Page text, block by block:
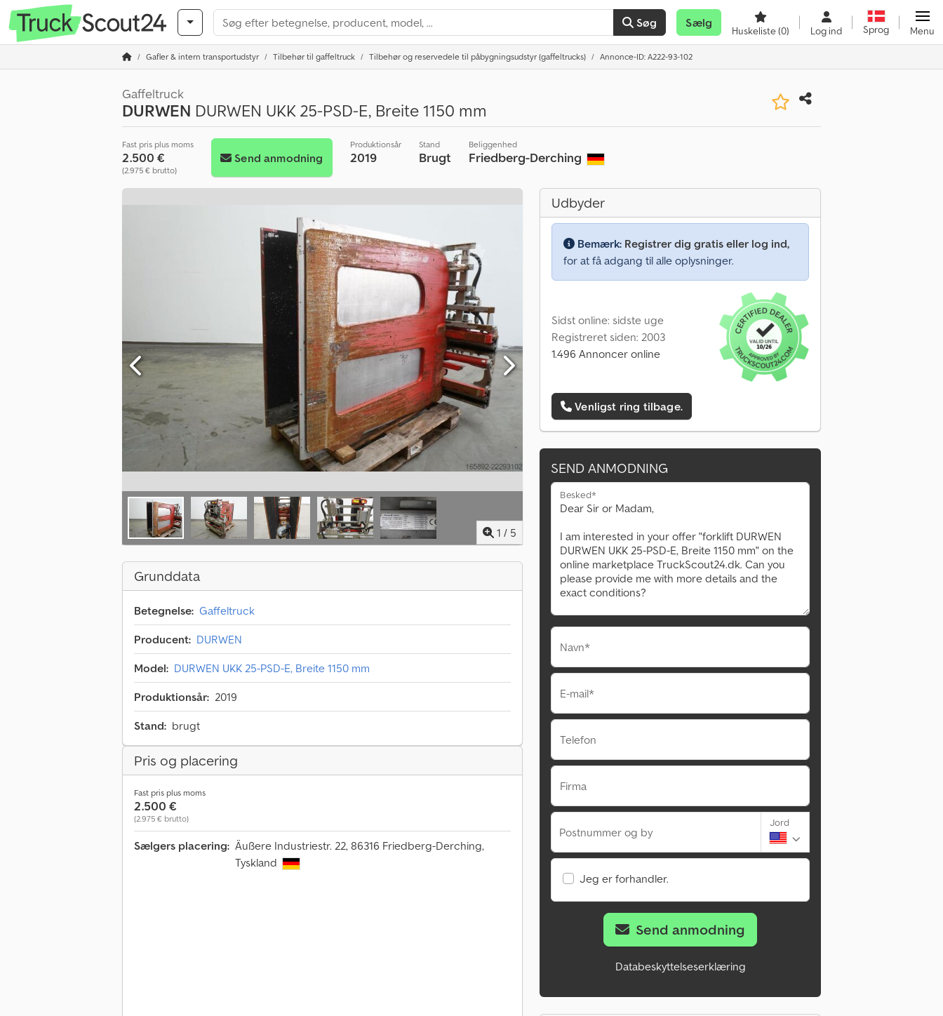
Søg Sælg
Huskeliste(0) Log ind Sprog Menu
Gafler & intern transportudstyr Tilbehør til gaffeltruck Tilbehør og reservedele til påbygningsudstyr (gaffeltrucks) Annonce-ID: A222-93-102
Gaffeltruck
DURWEN DURWEN UKK 25-PSD-E, Breite 1150 mm
Fast pris plus moms
2.500 €
(2.975 € brutto)
Send anmodning
Produktionsår
2019
Stand
Brugt
Beliggenhed
Friedberg-Derching
1 / 5
Grunddata
Betegnelse: Gaffeltruck
Producent: DURWEN
Model: DURWEN UKK 25-PSD-E, Breite 1150 mm
Produktionsår: 2019
Stand: brugt
Pris og placering
Fast pris plus moms
2.500 €
(2.975 € brutto)
Sælgers placering: Äußere Industriestr. 22, 86316 Friedberg-Derching,
Tyskland
Udbyder
Bemærk: Registrer dig gratis eller log ind,
for at få adgang til alle oplysninger.
Sidst online: sidste uge
Registreret siden: 2003
1.496 Annoncer online
Venligst ring tilbage.
SEND ANMODNING
Besked*
Navn*
E-mail*
Telefon
Firma
Postnummer og by
Jord
Jeg er forhandler.
Send anmodning
Databeskyttelseserklæring